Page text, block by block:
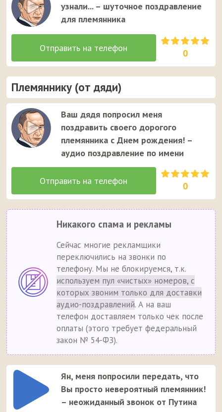
узнали... – шуточное поздравление
для племянника
0
Племяннику (от дяди)
Ваш дядя попросил меня
поздравить своего дорогого
племянника с Днем рождения! –
аудио поздравление по имени
0
Никакого спама и рекламы
Сейчас многие рекламщики
переключились на звонки по
телефону. Мы не блокируемся, т.к.
используем пул «чистых» номеров, с
которых звоним только для доставки
аудио-поздравлений. А на ваш
телефон доставляем только чек после
оплаты (этого требует федеральный
закон № 54-ФЗ).
Ян, меня попросили передать, что
Вы просто невероятный племянник!
– неожиданный звонок от Путина